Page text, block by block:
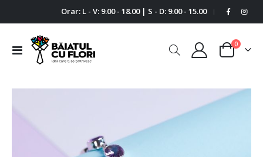
Orar: L - V: 9.00 - 18.00 | S - D: 9.00 - 15.00 |
Comutare
Cart
0